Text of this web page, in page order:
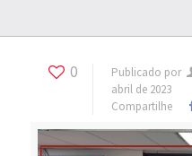
0 Publicado por
abril de 2023
Compartilhe